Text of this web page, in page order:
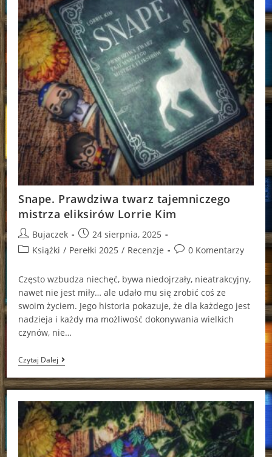
Snape. Prawdziwa twarz tajemniczego
mistrza eliksirów Lorrie Kim
Post
author:
Bujaczek
Post
published:
24 sierpnia, 2025
PostKsiążki / Perełki 2025 / Recenzje
Post0 Komentarzy
Często wzbudza niechęć, bywa niedojrzały, nieatrakcyjny,
nawet nie jest miły… ale udało mu się zrobić coś ze
swoim życiem. Jego historia pokazuje, że dla każdego jest
nadzieja i każdy ma możliwość dokonywania wielkich
czynów, nie…
Czytaj DalejSnape.
Prawdziwa
Twarz
Tajemniczego
Eliksirów
Lorrie
Kim